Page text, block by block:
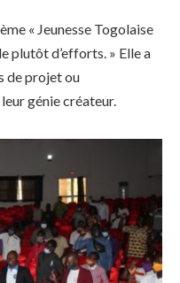
« Jeunesse Togolaise
plutôt d’efforts. » Elle a
de projet ou
génie créateur.